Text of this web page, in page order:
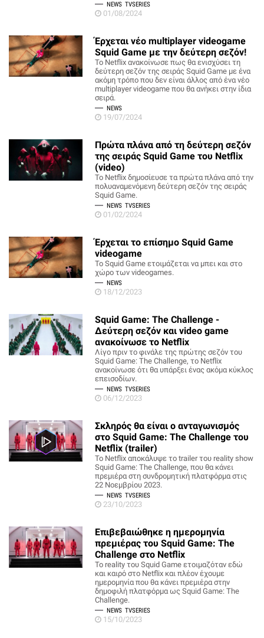
NEWS TVSERIES
01/08/2024
Έρχεται νέο multiplayer videogame
Squid Game με την δεύτερη σεζόν!
Το Netflix ανακοίνωσε πως θα ενισχύσει τη
δεύτερη σεζόν της σειράς Squid Game με ένα
ακόμη τρόπο που δεν είναι άλλος από ένα νέο
multiplayer videogame που θα ανήκει στην ίδια
σειρά.
NEWS
19/07/2024
Πρώτα πλάνα από τη δεύτερη σεζόν
της σειράς Squid Game του Netflix
(video)
To Netflix δημοσίευσε τα πρώτα πλάνα από την
πολυαναμενόμενη δεύτερη σεζόν της σειράς
Squid Game.
NEWS TVSERIES
01/02/2024
Έρχεται το επίσημο Squid Game
videogame
To Squid Game ετοιμάζεται να μπει και στο
χώρο των videogames.
NEWS
18/12/2023
Squid Game: The Challenge -
Δεύτερη σεζόν και video game
ανακοίνωσε το Netflix
Λίγο πριν το φινάλε της πρώτης σεζόν του
Squid Game: The Challenge, το Netflix
ανακοίνωσε ότι θα υπάρξει ένας ακόμα κύκλος
επεισοδίων.
NEWS TVSERIES
06/12/2023
Σκληρός θα είναι ο ανταγωνισμός
στο Squid Game: The Challenge του
Netflix (trailer)
To Netflix αποκάλυψε το trailer του reality show
Squid Game: The Challenge, που θα κάνει
πρεμιέρα στη συνδρομητική πλατφόρμα στις
22 Νοεμβρίου 2023.
NEWS TVSERIES
23/10/2023
Επιβεβαιώθηκε η ημερομηνία
πρεμιέρας του Squid Game: The
Challenge στο Netflix
Το reality του Squid Game ετοιμαζόταν εδώ
και καιρό στο Netflix και πλέον έχουμε
ημερομηνία που θα κάνει πρεμιέρα στην
δημοφιλή πλατφόρμα ως Squid Game: The
Challenge.
NEWS TVSERIES
15/10/2023